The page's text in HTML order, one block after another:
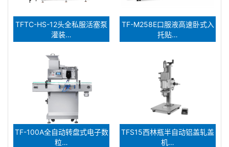
TFTC-HS-12头全私服活塞泵
灌装…
TF-M258E口服液高速卧式入
托贴…
TF-100A全自动转盘式电子数
粒…
TFS15西林瓶半自动铝盖轧盖
机…